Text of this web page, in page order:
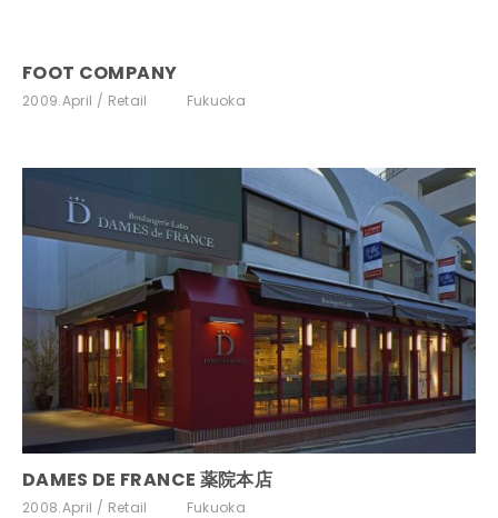
FOOT COMPANY
2009.April Retail Fukuoka
DAMES DE FRANCE 薬院本店
2008.April Retail Fukuoka